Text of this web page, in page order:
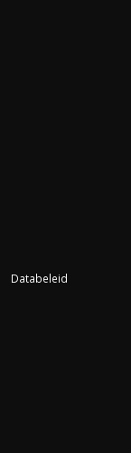
Databeleid